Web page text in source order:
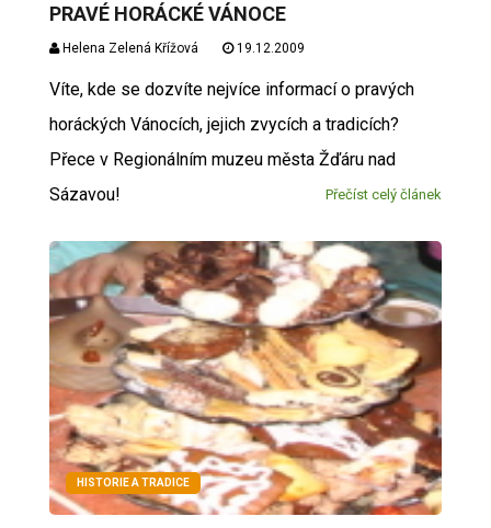
PRAVÉ HORÁCKÉ VÁNOCE
Helena Zelená Křížová 19.12.2009
Víte, kde se dozvíte nejvíce informací o pravých
horáckých Vánocích, jejich zvycích a tradicích?
Přece v Regionálním muzeu města Žďáru nad
Sázavou!
Přečíst celý článek
HISTORIE A TRADICE